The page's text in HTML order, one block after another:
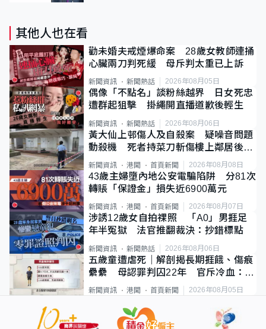
其他人也在看
勸未婚夫戒煙爆命案 28歲女教師連捅
心臟兩刀判死緩 母斥判太重已上訴
新聞資訊 新聞熱話 2026年08月05日
偶像「不點名」談粉絲越界 日女死忠
遭群起狙擊 掛繩開直播道歉後輕生
新聞資訊 新聞熱話 2026年08月06日
黃大仙上邨傷人及自殺案 疑噪音問題
動殺機 死者持菜刀斬傷樓上鄰居後墮
斃
新聞資訊 港聞 首頁新聞 2026年08月08日
43歲主婦墮內地公安電騙陷阱 分81次
轉賬「保證金」損失近6900萬元
新聞資訊 港聞 首頁新聞 2026年08月07日
涉誘12歲女自拍祼照 「A0」男捱足
年半冤獄 法官推翻裁決：抄錯標點
新聞資訊 新聞熱話 2026年08月06日
五歲童遭虐死｜解剖揭長期捱餓、傷痕
纍纍 母認罪判囚22年 官斥冷血：同
類案最惡劣
新聞資訊 港聞 首頁新聞 2026年08月05日